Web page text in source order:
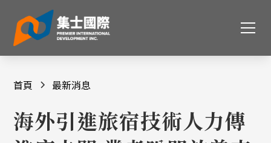
首頁 最新消息
海外引進旅宿技術人力傳